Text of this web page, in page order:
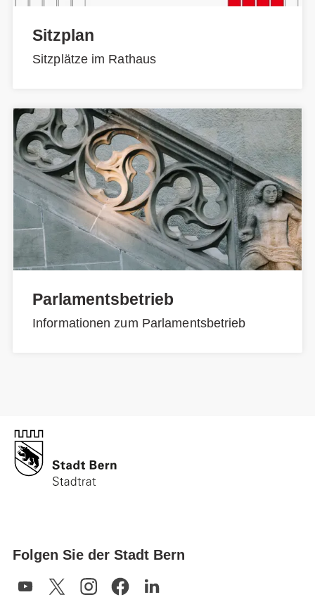
Sitzplan
Sitzplätze im Rathaus
Parlamentsbetrieb
Informationen zum Parlamentsbetrieb
Folgen Sie der Stadt Bern